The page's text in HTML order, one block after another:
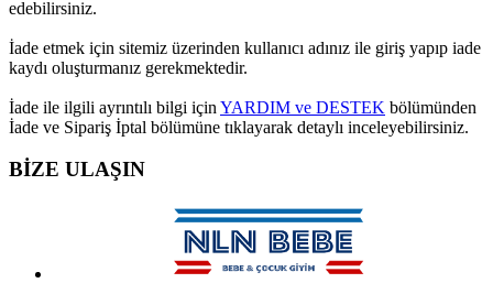
edebilirsiniz.
İade etmek için sitemiz üzerinden kullanıcı adınız ile giriş yapıp iade
kaydı oluşturmanız gerekmektedir.
İade ile ilgili ayrıntılı bilgi için YARDIM ve DESTEK bölümünden
İade ve Sipariş İptal bölümüne tıklayarak detaylı inceleyebilirsiniz.
BİZE ULAŞIN